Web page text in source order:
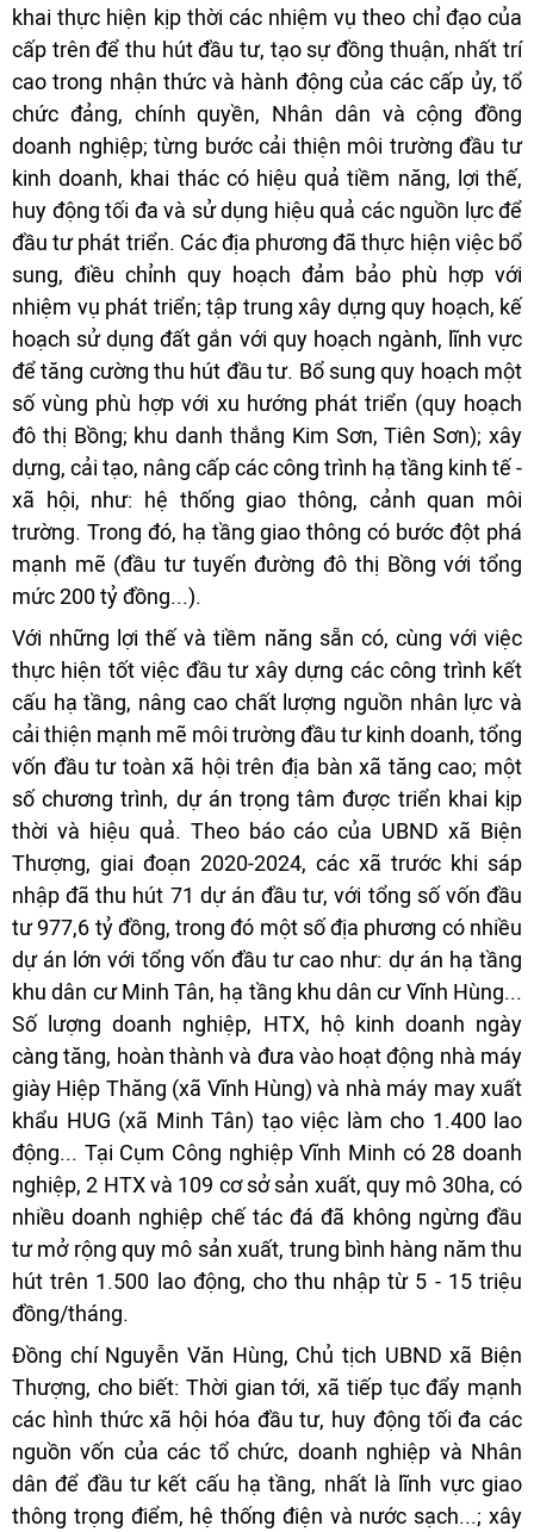
khai thực hiện kịp thời các nhiệm vụ theo chỉ đạo của
cấp trên để thu hút đầu tư, tạo sự đồng thuận, nhất trí
cao trong nhận thức và hành động của các cấp ủy, tổ
chức đảng, chính quyền, Nhân dân và cộng đồng
doanh nghiệp; từng bước cải thiện môi trường đầu tư
kinh doanh, khai thác có hiệu quả tiềm năng, lợi thế,
huy động tối đa và sử dụng hiệu quả các nguồn lực để
đầu tư phát triển. Các địa phương đã thực hiện việc bổ
sung, điều chỉnh quy hoạch đảm bảo phù hợp với
nhiệm vụ phát triển; tập trung xây dựng quy hoạch, kế
hoạch sử dụng đất gắn với quy hoạch ngành, lĩnh vực
để tăng cường thu hút đầu tư. Bổ sung quy hoạch một
số vùng phù hợp với xu hướng phát triển (quy hoạch
đô thị Bồng; khu danh thắng Kim Sơn, Tiên Sơn); xây
dựng, cải tạo, nâng cấp các công trình hạ tầng kinh tế -
xã hội, như: hệ thống giao thông, cảnh quan môi
trường. Trong đó, hạ tầng giao thông có bước đột phá
mạnh mẽ (đầu tư tuyến đường đô thị Bồng với tổng
mức 200 tỷ đồng...).
Với những lợi thế và tiềm năng sẵn có, cùng với việc
thực hiện tốt việc đầu tư xây dựng các công trình kết
cấu hạ tầng, nâng cao chất lượng nguồn nhân lực và
cải thiện mạnh mẽ môi trường đầu tư kinh doanh, tổng
vốn đầu tư toàn xã hội trên địa bàn xã tăng cao; một
số chương trình, dự án trọng tâm được triển khai kịp
thời và hiệu quả. Theo báo cáo của UBND xã Biện
Thượng, giai đoạn 2020-2024, các xã trước khi sáp
nhập đã thu hút 71 dự án đầu tư, với tổng số vốn đầu
tư 977,6 tỷ đồng, trong đó một số địa phương có nhiều
dự án lớn với tổng vốn đầu tư cao như: dự án hạ tầng
khu dân cư Minh Tân, hạ tầng khu dân cư Vĩnh Hùng...
Số lượng doanh nghiệp, HTX, hộ kinh doanh ngày
càng tăng, hoàn thành và đưa vào hoạt động nhà máy
giày Hiệp Thăng (xã Vĩnh Hùng) và nhà máy may xuất
khẩu HUG (xã Minh Tân) tạo việc làm cho 1.400 lao
động... Tại Cụm Công nghiệp Vĩnh Minh có 28 doanh
nghiệp, 2 HTX và 109 cơ sở sản xuất, quy mô 30ha, có
nhiều doanh nghiệp chế tác đá đã không ngừng đầu
tư mở rộng quy mô sản xuất, trung bình hàng năm thu
hút trên 1.500 lao động, cho thu nhập từ 5 - 15 triệu
đồng/tháng.
Đồng chí Nguyễn Văn Hùng, Chủ tịch UBND xã Biện
Thượng, cho biết: Thời gian tới, xã tiếp tục đẩy mạnh
các hình thức xã hội hóa đầu tư, huy động tối đa các
nguồn vốn của các tổ chức, doanh nghiệp và Nhân
dân để đầu tư kết cấu hạ tầng, nhất là lĩnh vực giao
thông trọng điểm, hệ thống điện và nước sạch...; xây